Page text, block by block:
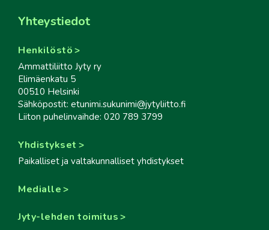
Yhteystiedot
Henkilöstö
Ammattiliitto Jyty ry
Elimäenkatu 5
00510 Helsinki
Sähköpostit: etunimi.sukunimi@jytyliitto.fi
Liiton puhelinvaihde: 020 789 3799
Yhdistykset
Paikalliset ja valtakunnalliset yhdistykset
Medialle
Jyty-lehden toimitus